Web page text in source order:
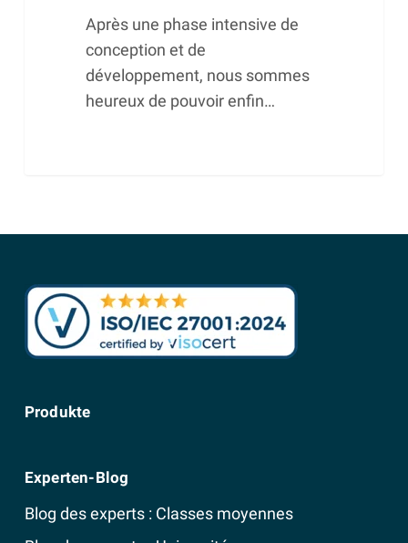
Après une phase intensive de
conception et de
développement, nous sommes
heureux de pouvoir enfin…
Produkte
Experten-Blog
Blog des experts : Classes moyennes